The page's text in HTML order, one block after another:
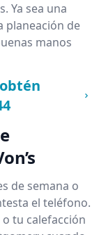
Ya sea una
planeación de
manos
de semana o
el teléfono.
tu calefacción